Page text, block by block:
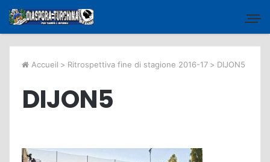
Accueil > Ritrospettiva fine di stagione 2016-17 > DIJON5
DIJON5